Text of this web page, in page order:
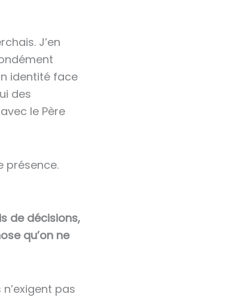
J’en
identité face
des
le Père
présence.
de décisions,
qu’on ne
pas